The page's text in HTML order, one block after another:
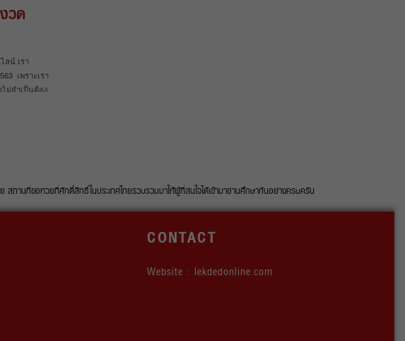
นจีนเช้า
ลน์ อัพเดตฟรี
ลหวยหุ้นวันที่
ลาด รู้ผลหวย
วด
ลน์ เรา
เพราะเรา
ม่จำเป็นต้อง
ยหุ้น!!
มากมายทั้ง
ยหวยหุ้นไทย
ถานที่ขอหวยที่ศักดิ์สิทธิ์ในประเทศไทยรวบรวมมาให้ผู้ที่สนใจได้เข้ามาอ่านศึกษากันอย่างครบครัน
CONTACT
Website : lekdedonline.com